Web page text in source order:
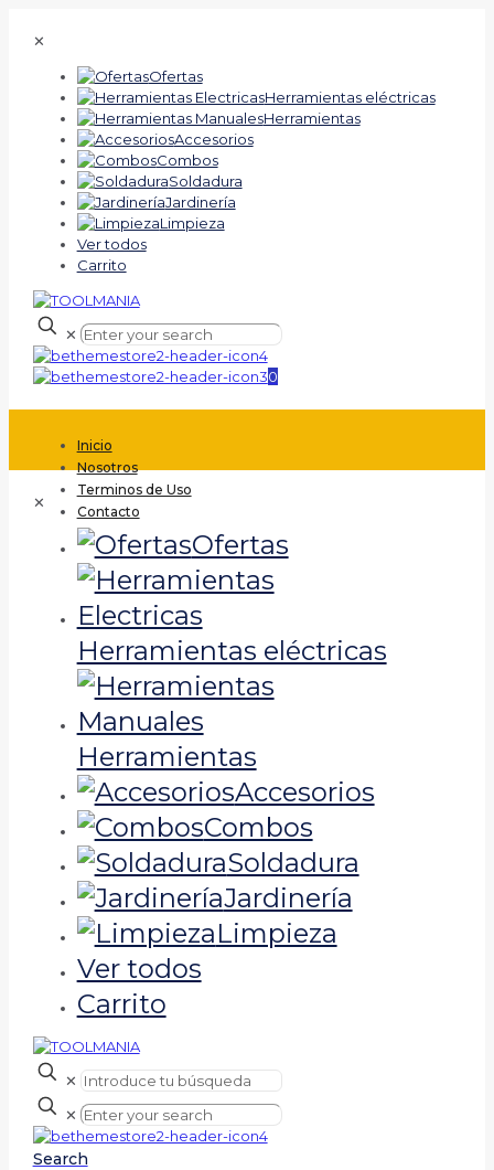
✕
Ofertas
Herramientas eléctricas
Herramientas
Accesorios
Combos
Soldadura
Jardinería
Limpieza
Ver todos
Carrito
✕
0
Inicio
Nosotros
Terminos de Uso
Contacto
✕
Ofertas
Herramientas eléctricas
Herramientas
Accesorios
Combos
Soldadura
Jardinería
Limpieza
Ver todos
Carrito
✕
✕
Search